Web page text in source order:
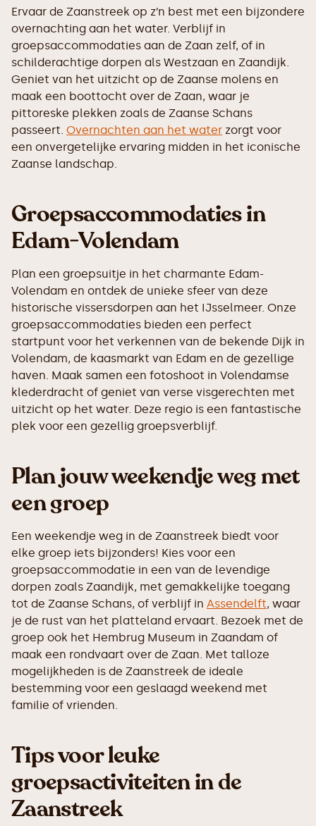
Ervaar de Zaanstreek op z’n best met een bijzondere
overnachting aan het water. Verblijf in
groepsaccommodaties aan de Zaan zelf, of in
schilderachtige dorpen als Westzaan en Zaandijk.
Geniet van het uitzicht op de Zaanse molens en
maak een boottocht over de Zaan, waar je
pittoreske plekken zoals de Zaanse Schans
passeert. Overnachten aan het water zorgt voor
een onvergetelijke ervaring midden in het iconische
Zaanse landschap.
Groepsaccommodaties in
Edam-Volendam
Plan een groepsuitje in het charmante Edam-
Volendam en ontdek de unieke sfeer van deze
historische vissersdorpen aan het IJsselmeer. Onze
groepsaccommodaties bieden een perfect
startpunt voor het verkennen van de bekende Dijk in
Volendam, de kaasmarkt van Edam en de gezellige
haven. Maak samen een fotoshoot in Volendamse
klederdracht of geniet van verse visgerechten met
uitzicht op het water. Deze regio is een fantastische
plek voor een gezellig groepsverblijf.
Plan jouw weekendje weg met
een groep
Een weekendje weg in de Zaanstreek biedt voor
elke groep iets bijzonders! Kies voor een
groepsaccommodatie in een van de levendige
dorpen zoals Zaandijk, met gemakkelijke toegang
tot de Zaanse Schans, of verblijf in Assendelft, waar
je de rust van het platteland ervaart. Bezoek met de
groep ook het Hembrug Museum in Zaandam of
maak een rondvaart over de Zaan. Met talloze
mogelijkheden is de Zaanstreek de ideale
bestemming voor een geslaagd weekend met
familie of vrienden.
Tips voor leuke
groepsactiviteiten in de
Zaanstreek